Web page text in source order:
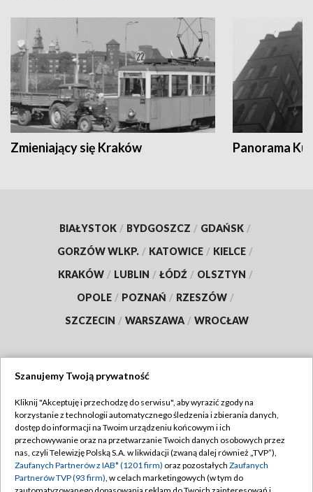
Zmieniający się Kraków Panorama
BIAŁYSTOK / BYDGOSZCZ / GDAŃSK /
GORZÓW WLKP. / KATOWICE / KIELCE /
KRAKÓW / LUBLIN / ŁÓDŹ / OLSZTYN /
OPOLE / POZNAŃ / RZESZÓW /
SZCZECIN / WARSZAWA / WROCŁAW
TVP
Abonament TVP
Emisja w TVP
Centrum informacji TVP
Regulamin TVP
Polityka prywatności
Moje zgody
Szanujemy Twoją prywatność
Kliknij "Akceptuję i przechodzę do serwisu", aby wyrazić zgody na
korzystanie z technologii automatycznego śledzenia i zbierania danych,
dostęp do informacji na Twoim urządzeniu końcowym i ich
przechowywanie oraz na przetwarzanie Twoich danych osobowych przez
nas, czyli Telewizję Polską S.A. w likwidacji (zwaną dalej również „TVP”),
Zaufanych Partnerów z IAB* (1201 firm) oraz pozostałych Zaufanych
Partnerów TVP (93 firm), w celach marketingowych (w tym do